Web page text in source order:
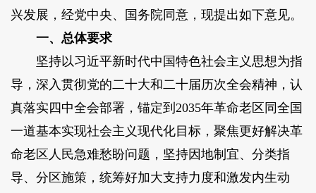
兴发展，经党中央、国务院同意，现提出如下意见。
一、总体要求
坚持以习近平新时代中国特色社会主义思想为指
导，深入贯彻党的二十大和二十届历次全会精神，认
真落实四中全会部署，锚定到2035年革命老区同全国
一道基本实现社会主义现代化目标，聚焦更好解决革
命老区人民急难愁盼问题，坚持因地制宜、分类指
导、分区施策，统筹好加大支持力度和激发内生动